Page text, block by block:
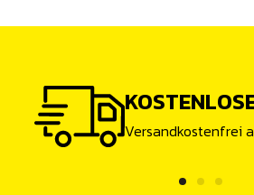
Versandkostenfrei